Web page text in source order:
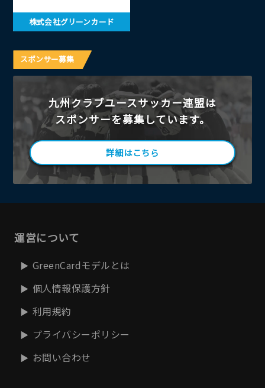
株式会社グリーンカード
スポンサー募集
九州クラブユースサッカー連盟は
スポンサーを募集しています。
詳細はこちら
運営について
GreenCardモデルとは
個人情報保護方針
利用規約
プライバシーポリシー
お問い合わせ